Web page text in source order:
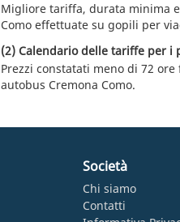
Migliore tariffa, durata minima
Como effettuate su gopili per
(2) Calendario delle tariffe per i
Prezzi constatati meno di 72
autobus Cremona Como.
Società
Chi siamo
Contatti